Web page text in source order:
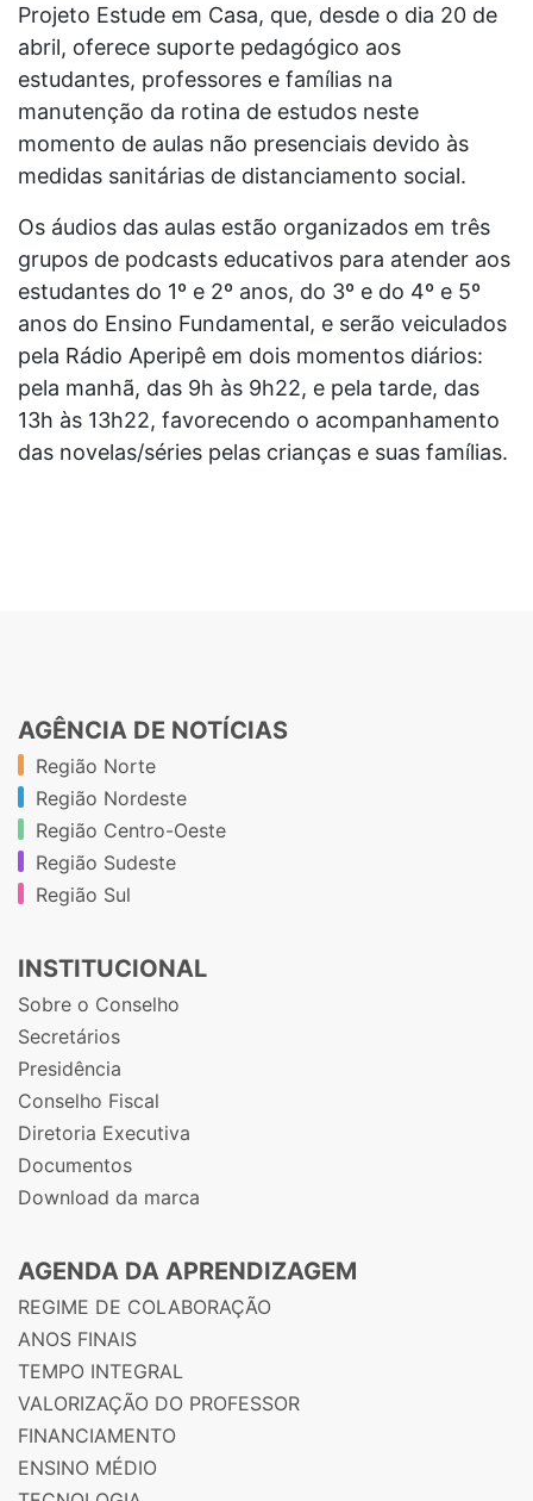
Projeto Estude em Casa, que, desde o dia 20 de
abril, oferece suporte pedagógico aos
estudantes, professores e famílias na
manutenção da rotina de estudos neste
momento de aulas não presenciais devido às
medidas sanitárias de distanciamento social.
Os áudios das aulas estão organizados em três
grupos de podcasts educativos para atender aos
estudantes do 1º e 2º anos, do 3º e do 4º e 5º
anos do Ensino Fundamental, e serão veiculados
pela Rádio Aperipê em dois momentos diários:
pela manhã, das 9h às 9h22, e pela tarde, das
13h às 13h22, favorecendo o acompanhamento
das novelas/séries pelas crianças e suas famílias.
AGÊNCIA DE NOTÍCIAS
Região Norte
Região Nordeste
Região Centro-Oeste
Região Sudeste
Região Sul
INSTITUCIONAL
Sobre o Conselho
Secretários
Presidência
Conselho Fiscal
Diretoria Executiva
Documentos
Download da marca
AGENDA DA APRENDIZAGEM
REGIME DE COLABORAÇÃO
ANOS FINAIS
TEMPO INTEGRAL
VALORIZAÇÃO DO PROFESSOR
FINANCIAMENTO
ENSINO MÉDIO